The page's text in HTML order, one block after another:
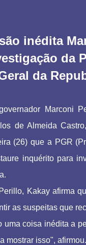
inédita
da
da
Marconi
de Almeida
(26) que a PGR
inquérito para
Kakay afirma
as suspeitas que
uma coisa inédita a
mostrar isso", afirmou.